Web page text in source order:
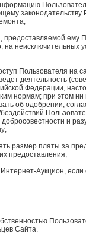
законодательству
ему
неисключительных
Пользователя на
деятельность
Федерации,
нормам; при этом ни
об одобрении,
и
размер платы за
предоставления;
Аукцион,
Сайта.